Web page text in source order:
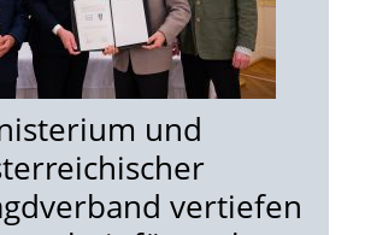
und
vertiefen